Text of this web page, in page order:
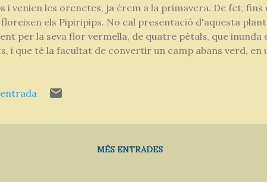
i venien les orenetes, ja érem a la primavera. De fet, fins
els Pipiripips. No cal presentació d'aquesta
per la seva flor vermella, de quatre pètals, que inunda
i que té la facultat de convertir un camp abans verd,
adreçant a mida que es fa gran. Del centre de la
llisos, com planxats. Comestibilitat del Pipiripip Tota
MÉS ENTRADES